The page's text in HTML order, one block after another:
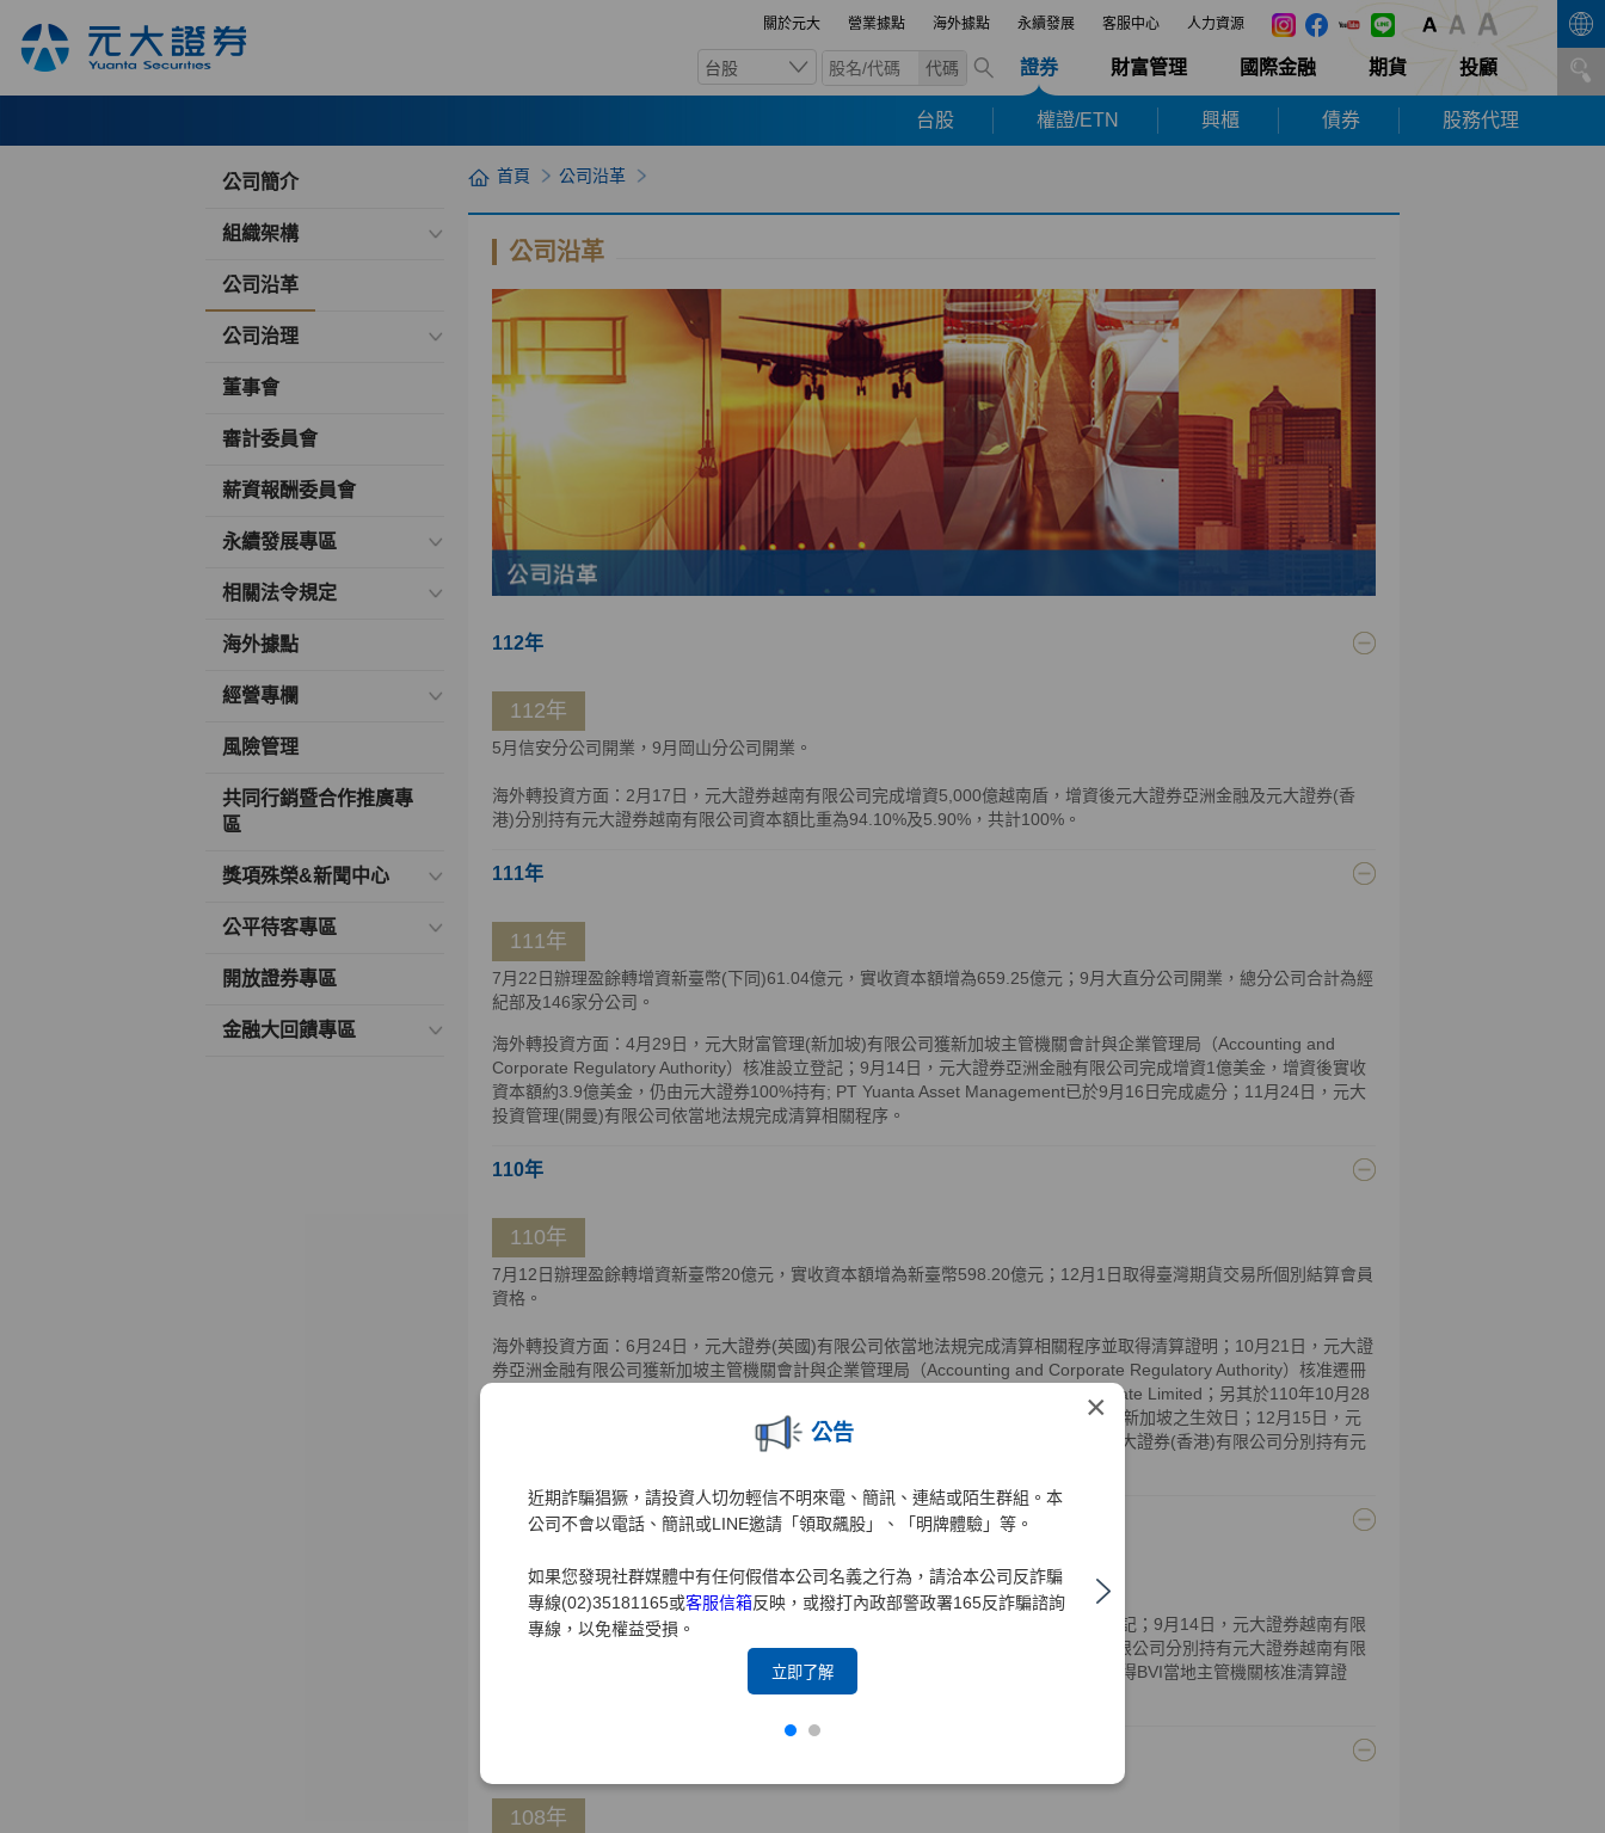
關於元大 營業據點 海外據點 永續發展 客服中心 人力資源
台股 代碼 證券 財富管理 國際金融 期貨 投顧
台股 權證/ETN 興櫃 債券 股務代理
×
公告
近期詐騙猖獗，請投資人切勿輕信不明來電、簡訊、連結或陌生群組。本
公司不會以電話、簡訊或LINE邀請「領取飆股」、「明牌體驗」等。
如果您發現社群媒體中有任何假借本公司名義之行為，請洽本公司反詐騙
專線(02)35181165或客服信箱反映，或撥打內政部警政署165反詐騙諮詢
專線，以免權益受損。
立即了解
公司簡介
組織架構
公司沿革
公司治理
董事會
審計委員會
薪資報酬委員會
永續發展專區
相關法令規定
海外據點
經營專欄
風險管理
共同行銷暨合作推廣專
區
獎項殊榮&新聞中心
公平待客專區
開放證券專區
金融大回饋專區
首頁 公司沿革
公司沿革
112年
112年
5月信安分公司開業，9月岡山分公司開業。
海外轉投資方面：2月17日，元大證券越南有限公司完成增資5,000億越南盾，增資後元大證券亞洲金融及元大證券(香
港)分別持有元大證券越南有限公司資本額比重為94.10%及5.90%，共計100%。
111年
111年
7月22日辦理盈餘轉增資新臺幣(下同)61.04億元，實收資本額增為659.25億元；9月大直分公司開業，總分公司合計為經
紀部及146家分公司。
海外轉投資方面：4月29日，元大財富管理(新加坡)有限公司獲新加坡主管機關會計與企業管理局（Accounting and
Corporate Regulatory Authority）核准設立登記；9月14日，元大證券亞洲金融有限公司完成增資1億美金，增資後實收
資本額約3.9億美金，仍由元大證券100%持有; PT Yuanta Asset Management已於9月16日完成處分；11月24日，元大
投資管理(開曼)有限公司依當地法規完成清算相關程序。
110年
110年
7月12日辦理盈餘轉增資新臺幣20億元，實收資本額增為新臺幣598.20億元；12月1日取得臺灣期貨交易所個別結算會員
資格。
海外轉投資方面：6月24日，元大證券(英國)有限公司依當地法規完成清算相關程序並取得清算證明；10月21日，元大證
券亞洲金融有限公司獲新加坡主管機關會計與企業管理局（Accounting and Corporate Regulatory Authority）核准遷冊
至新加坡，公司英文名稱並同步變更為Yuanta Securities Asia Financial Services Private Limited；另其於110年10月28
日獲百慕達公司註冊處（Registrar of Companies）核准遷出，遷出之生效日同其遷入新加坡之生效日；12月15日，元
大證券越南有限公司完成增資5,000億越南盾，增資後元大證券亞洲金融有限公司及元大證券(香港)有限公司分別持有元
109年
109年
海外轉投資方面：2月14日，元大證券控股(BVI)有限公司獲BVI公司註冊處核准註銷登記；9月14日，元大證券越南有限
公司完成增資5,000億越南盾，增資後元大證券亞洲金融有限公司及元大證券(香港)有限公司分別持有元大證券越南有限
公司股權90.16%及9.84%，持股比例共計100%；11月4日，元大亞洲投資有限公司取得BVI當地主管機關核准清算證
明，以實物解散清算方式，將資產分配返還予元大亞洲投資(香港)有限公司。
108年